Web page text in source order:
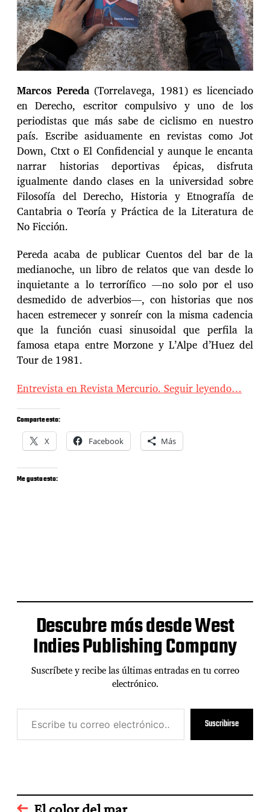
t
r
a
d
a
Marcos Pereda(Torrelavega, 1981) es licenciado
en Derecho, escritor compulsivo y uno de los
periodistas que más sabe de ciclismo en nuestro
país. Escribe asiduamente en revistas como Jot
Down, Ctxt o El Confidencial y aunque le encanta
narrar historias deportivas épicas, disfruta
igualmente dando clases en la universidad sobre
Filosofía del Derecho, Historia y Etnografía de
Cantabria o Teoría y Práctica de la Literatura de
No Ficción.
Pereda acaba de publicar Cuentos del bar de la
medianoche, un libro de relatos que van desde lo
inquietante a lo terrorífico —no solo por el uso
desmedido de adverbios—, con historias que nos
hacen estremecer y sonreír con la misma cadencia
que la función cuasi sinusoidal que perfila la
famosa etapa entre Morzone y L’Alpe d’Huez del
Tour de 1981.
Entrevista en Revista Mercurio. Seguir leyendo…
Comparte esto:
X Facebook Más
Me gusta esto:
Descubre más desde West
Indies Publishing Company
Suscríbete y recibe las últimas entradas en tu correo
electrónico.
E
c
e
t
Suscribirse
El color del mar